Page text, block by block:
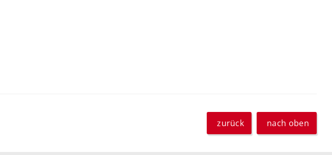
zurück nach oben